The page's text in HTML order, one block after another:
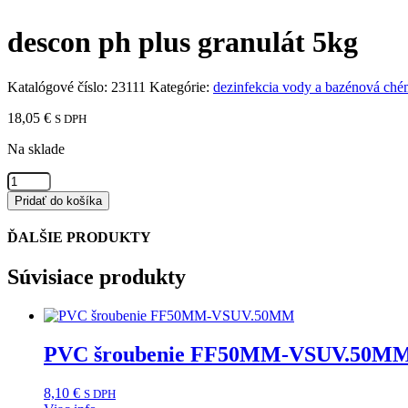
descon ph plus granulát 5kg
Katalógové číslo: 23111 Kategórie: dezinfekcia vody a bazénová
18,05 € S DPH
Na sklade
množstvo
descon
ph
plus
granulát
Pridať do košíka
ĎALŠIE PRODUKTY
Súvisiace produkty
PVC šroubenie FF50MM-
8,10 € S DPH